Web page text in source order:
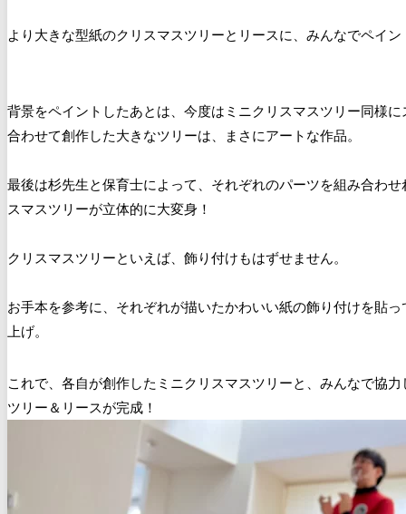
より大きな型紙のクリスマスツリーとリースに、みんなでペイ
背景をペイントしたあとは、今度はミニクリスマスツリー同様
合わせて創作した大きなツリーは、まさにアートな作品。
最後は杉先生と保育士によって、それぞれのパーツを組み合わ
スマスツリーが立体的に大変身！
クリスマスツリーといえば、飾り付けもはずせません。
お手本を参考に、それぞれが描いたかわいい紙の飾り付けを貼
上げ。
これで、各自が創作したミニクリスマスツリーと、みんなで協
ツリー＆リースが完成！